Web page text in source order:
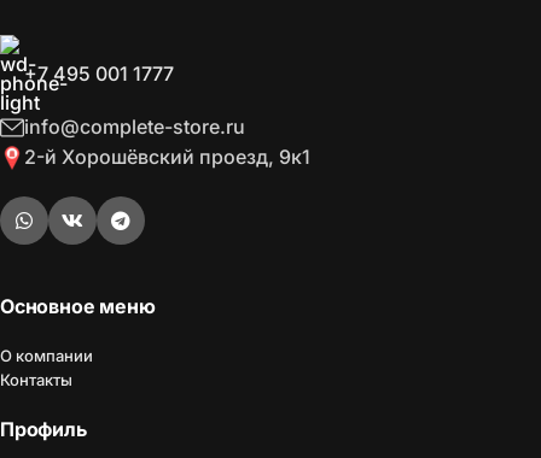
+7 495 001 1777
info@complete-store.ru
2-й Хорошёвский проезд, 9к1
Основное меню
О компании
Контакты
Профиль